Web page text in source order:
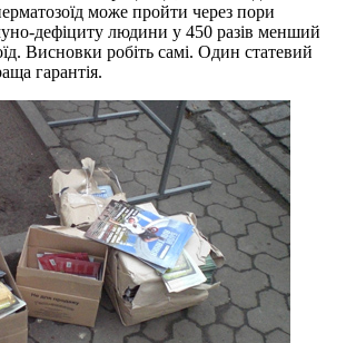
може пройти через пори
дефіциту людини у 450 разів менший
Висновки робіть самі. Один статевий
гарантія.